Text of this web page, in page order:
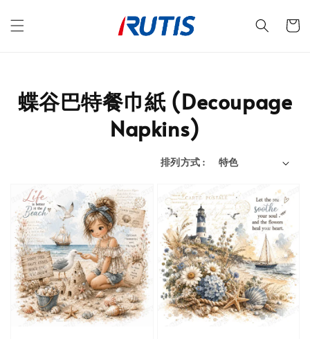
蝶谷巴特餐巾紙 (Decoupage
Napkins)
排列方式 :